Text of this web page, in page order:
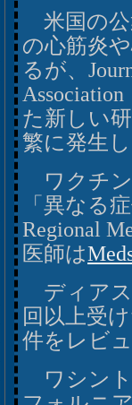
米国の公
の心筋炎
るが、
た新しい
繁に発生
ワクチン
「異なる
Regional
医師は
ディアス
回以上受
件をレビ
ワシント